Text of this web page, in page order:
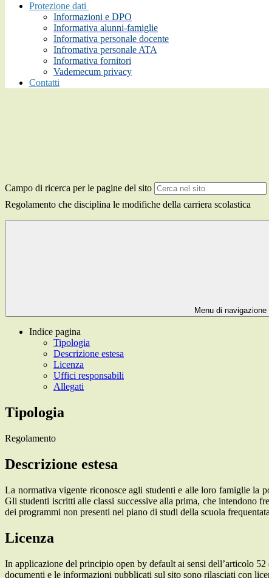
Protezione dati
Informazioni e DPO
Informativa alunni-famiglie
Informativa personale docente
Infromativa personale ATA
Informativa fornitori
Vademecum privacy
Contatti
Campo di ricerca per le pagine del sito
Regolamento che disciplina le modifiche della carriera scolastica
Menu di navigazione
Indice pagina
Tipologia
Descrizione estesa
Licenza
Uffici responsabili
Allegati
Tipologia
Regolamento
Descrizione estesa
La normativa vigente riconosce agli studenti e alle loro famiglie la
Gli studenti iscritti alle classi successive alla prima, che intendono
dei programmi non presenti nel piano di studi della scuola
Licenza
In applicazione del principio open by default ai sensi dell’articolo
documenti e le informazioni pubblicati sul sito sono rilasciati con